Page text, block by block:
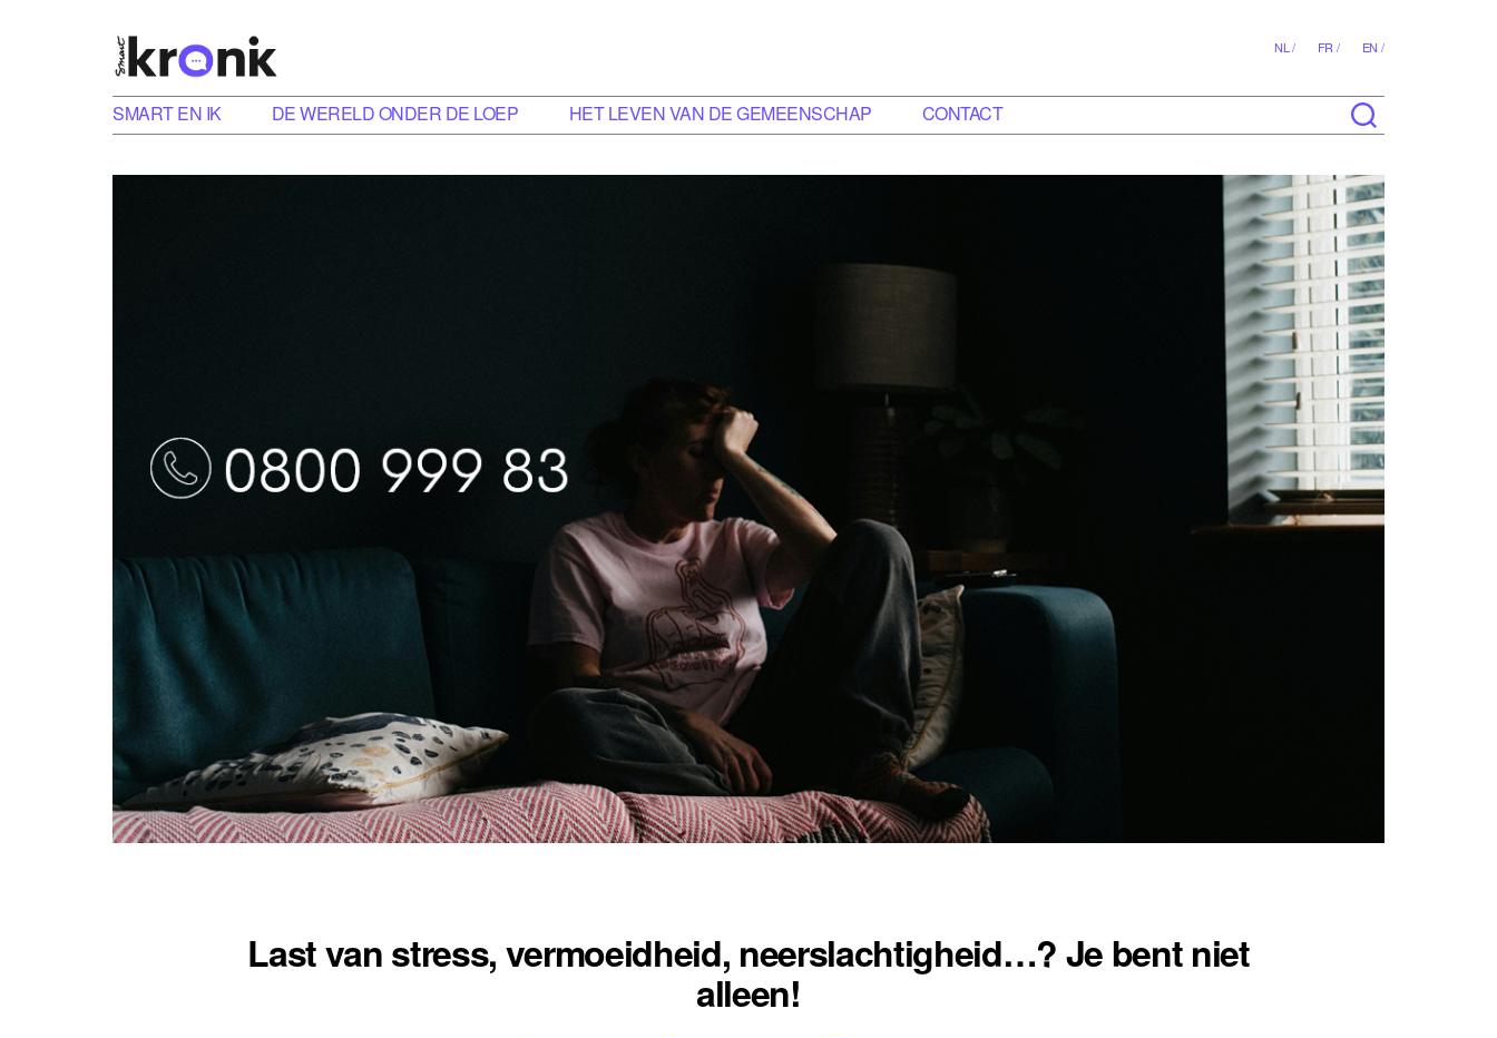
NL / FR / EN /
SMART EN IK DE WERELD ONDER DE LOEP HET LEVEN VAN DE GEMEENSCHAP CONTACT
Last van stress, vermoeidheid, neerslachtigheid…? Je bent niet
alleen!